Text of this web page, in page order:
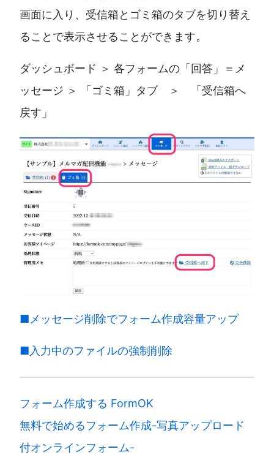
画面に入り、受信箱とゴミ箱のタブを切り替え
ることで表示させることができます。
ダッシュボード ＞ 各フォームの「回答」＝メ
ッセージ ＞ 「ゴミ箱」タブ ＞ 「受信箱へ
戻す」
■メッセージ削除でフォーム作成容量アップ
■入力中のファイルの強制削除
フォーム作成する FormOK
無料で始めるフォーム作成-写真アップロード
付オンラインフォーム-